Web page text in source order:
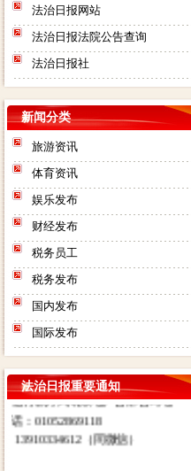
法治日报网站
法治日报法院公告查询
法治日报社
新闻分类
旅游资讯
体育资讯
娱乐发布
财经发布
税务员工
税务发布
国内发布
国际发布
法治日报重要通知
法治日报社：法治日报汇款账
号：对公汇款：户名：法报文化
传媒（北京）有限公司（法治日
报社） 账号：
0200003509000184902 开户行：
北京工商银行望京支行营业部 其
他付款方式请致电广告部咨询电
话：01052869118
13910334612（同微信）
治日报遗失声明公
联系人电话是多少
登报
方式联系人地址在那